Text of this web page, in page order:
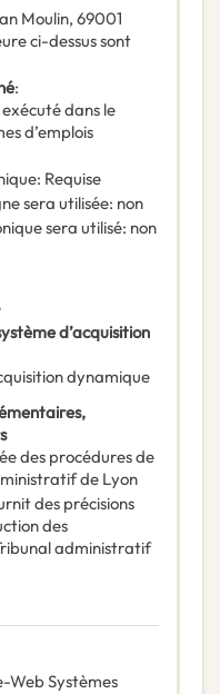
Moulin, 69001
ci-dessus sont
:
dans le
d’emplois
: Requise
sera utilisée: non
sera utilisé: non
d’acquisition
dynamique
des procédures de
de Lyon
des précisions
des
administratif
Web Systèmes